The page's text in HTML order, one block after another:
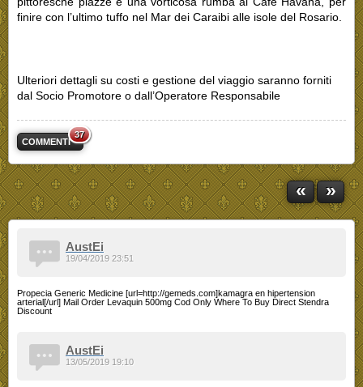
finire con l’ultimo tuffo nel Mar dei Caraibi alle isole del Rosario.
Ulteriori dettagli su costi e gestione del viaggio saranno forniti
dal Socio Promotore o dall’Operatore Responsabile
COMMENTI
37
« »
AustEi
Propecia Generic Medicine [url=http://gemeds.com]kamagra en hipertension
arterial[/url] Mail Order Levaquin 500mg Cod Only Where To Buy Direct Stendra
Discount
19/04/2019 23:51
AustEi
13/05/2019 19:10